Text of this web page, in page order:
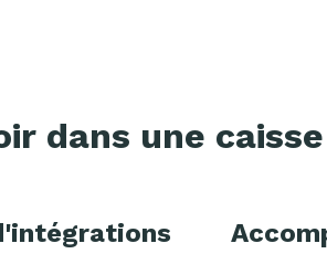
dans une